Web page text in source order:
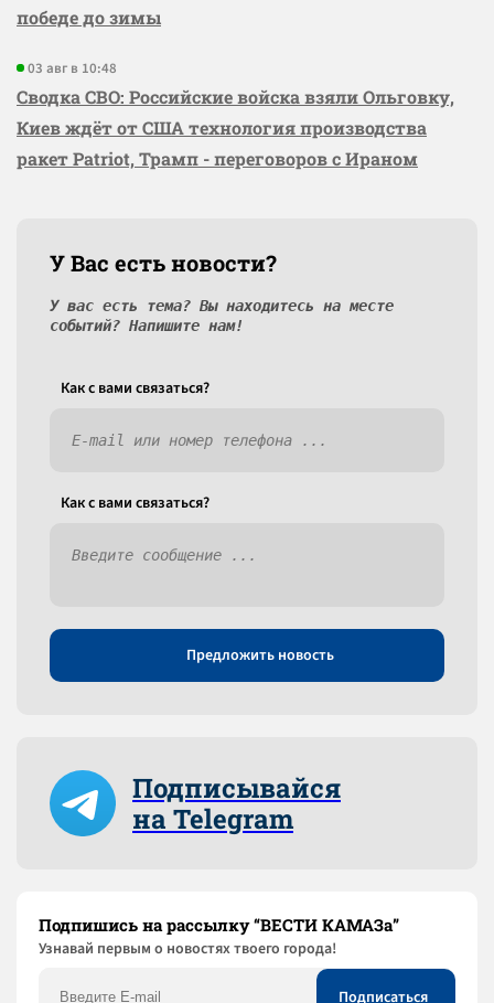
победе до зимы
03 авг в 10:48
Сводка СВО: Российские войска взяли Ольговку,
Киев ждёт от США технология производства
ракет Patriot, Трамп - переговоров с Ираном
У Вас есть новости?
У вас есть тема? Вы находитесь на месте
событий? Напишите нам!
Как c вами связаться?
Как c вами связаться?
Предложить новость
Подписывайся
на Telegram
Подпишись на рассылку “ВЕСТИ КАМАЗа”
Узнaвай первым о новостях твоего города!